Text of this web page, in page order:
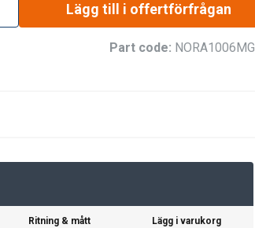
Lägg till i offertförfrågan
Part code: NORA1006MG
Ritning & mått Lägg i varukorg